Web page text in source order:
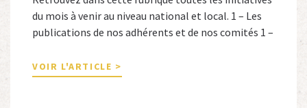
du mois à venir au niveau national et local. 1 – Les
publications de nos adhérents et de nos comités 1 –
Cordeboeuf, Christophe Touron et Agnès Dioné,
Nouvelles Sources Éditions, 2026. Ils venaient
VOIR L'ARTICLE >